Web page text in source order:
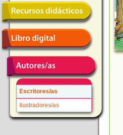
Escritores/as
Ilustradores/as